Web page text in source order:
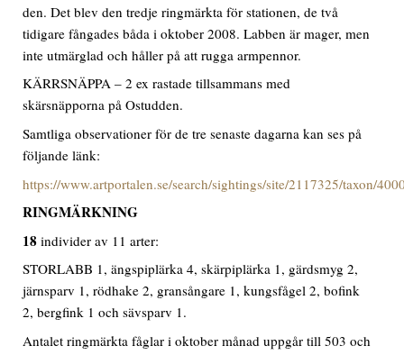
den. Det blev den tredje ringmärkta för stationen, de två
tidigare fångades båda i oktober 2008. Labben är mager, men
inte utmärglad och håller på att rugga armpennor.
KÄRRSNÄPPA – 2 ex rastade tillsammans med
skärsnäpporna på Ostudden.
Samtliga observationer för de tre senaste dagarna kan ses på
följande länk:
https://www.artportalen.se/search/sightings/site/2117325/taxon/
RINGMÄRKNING
18individer av 11 arter:
STORLABB 1, ängspiplärka 4, skärpiplärka 1, gärdsmyg 2,
järnsparv 1, rödhake 2, gransångare 1, kungsfågel 2, bofink
2, bergfink 1 och sävsparv 1.
Antalet ringmärkta fåglar i oktober månad uppgår till 503 och